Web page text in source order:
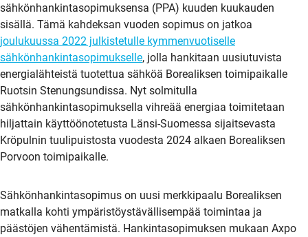
sähkönhankintasopimuksensa (PPA) kuuden kuukauden
sisällä. Tämä kahdeksan vuoden sopimus on jatkoa
joulukuussa 2022 julkistetulle kymmenvuotiselle
sähkönhankintasopimukselle, jolla hankitaan uusiutuvista
energialähteistä tuotettua sähköä Borealiksen toimipaikalle
Ruotsin Stenungsundissa. Nyt solmitulla
sähkönhankintasopimuksella vihreää energiaa toimitetaan
hiljattain käyttöönotetusta Länsi-Suomessa sijaitsevasta
Kröpulnin tuulipuistosta vuodesta 2024 alkaen Borealiksen
Porvoon toimipaikalle.
Sähkönhankintasopimus on uusi merkkipaalu Borealiksen
matkalla kohti ympäristöystävällisempää toimintaa ja
päästöjen vähentämistä. Hankintasopimuksen mukaan Axpo